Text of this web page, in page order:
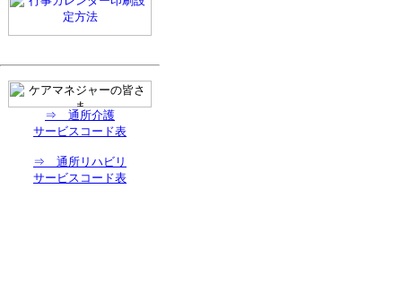
⇒ 通所介護
サービスコード表
⇒ 通所リハビリ
サービスコード表